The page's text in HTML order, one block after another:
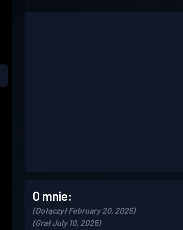
O mnie:
(Dołączył February 20, 2025)
(Grał July 10, 2025)